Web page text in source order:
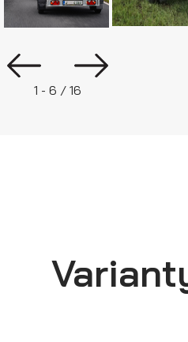
1 - 6 / 16